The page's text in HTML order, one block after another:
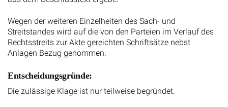
Wegen der weiteren Einzelheiten des Sach- und
Streitstandes wird auf die von den Parteien im Verlauf des
Rechtsstreits zur Akte gereichten Schriftsätze nebst
Anlagen Bezug genommen.
Entscheidungsgründe:
Die zulässige Klage ist nur teilweise begründet.